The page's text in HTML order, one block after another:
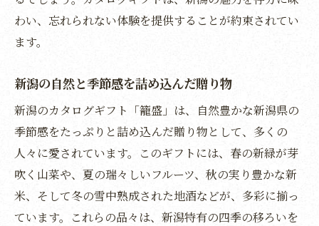
わい、忘れられない体験を提供することが約束されてい
ます。
新潟の自然と季節感を詰め込んだ贈り物
新潟のカタログギフト「籠盛」は、自然豊かな新潟県の
季節感をたっぷりと詰め込んだ贈り物として、多くの
人々に愛されています。このギフトには、春の新緑が芽
吹く山菜や、夏の瑞々しいフルーツ、秋の実り豊かな新
米、そして冬の雪中熟成された地酒などが、多彩に揃っ
ています。これらの品々は、新潟特有の四季の移ろいを